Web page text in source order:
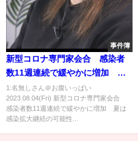
事件簿
新型コロナ専門家会合 感染者
数11週連続で緩やかに増加 夏
は感染拡大継続の可能性も｜
TBS NEWS DIG
1:名無しさん＠お腹いっぱい
2023.08.04(Fri) 新型コロナ専門家会合
感染者数11週連続で緩やかに増加 夏は
感染拡大継続の可能性...